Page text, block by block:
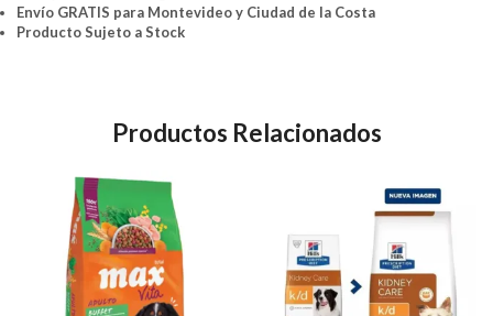
cantidad
Envío GRATIS para Montevideo y Ciudad de la Costa
Producto Sujeto a Stock
Productos Relacionados